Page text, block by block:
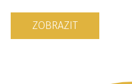
ZOBRAZIT